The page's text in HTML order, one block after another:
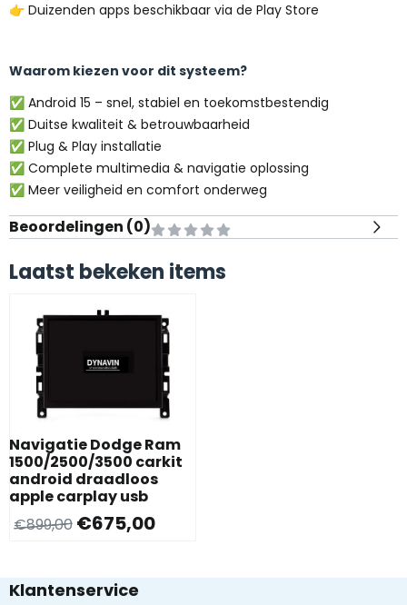
👉 Duizenden apps beschikbaar via de Play Store
Waarom kiezen voor dit systeem?
✅ Android 15 – snel, stabiel en toekomstbestendig
✅ Duitse kwaliteit & betrouwbaarheid
✅ Plug & Play installatie
✅ Complete multimedia & navigatie oplossing
✅ Meer veiligheid en comfort onderweg
Beoordelingen (0)
Laatst bekeken items
Navigatie Dodge Ram
1500/2500/3500 carkit
android draadloos
apple carplay usb
€899,00 €675,00
Klantenservice